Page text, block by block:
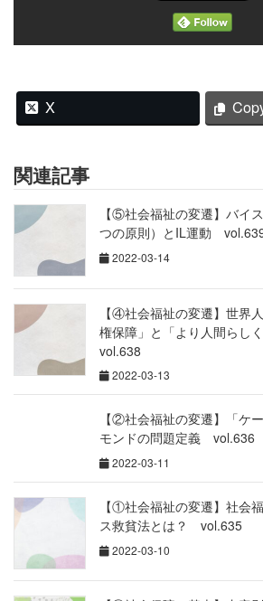
X
関連記事
【⑤社会福祉の変遷】バイ
つの原則）とIL運動
2022-03-14
【④社会福祉の変遷】世界
権保障」と「より人間らし
vol.638
2022-03-13
【②社会福祉の変遷】「ケ
モンドの問題定義 vol.636
2022-03-11
【①社会福祉の変遷】社会
ス救貧法とは？ vol.635
2022-03-10